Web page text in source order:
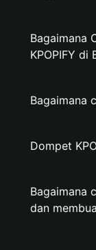
Bagaimana
KPOPIFY di
Bagaimana
Dompet
Bagaimana
dan